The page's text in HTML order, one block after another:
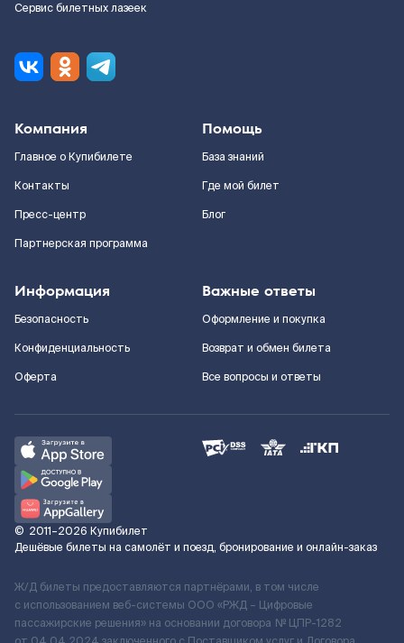
Сервис билетных лазеек
Компания
Главное о Купибилете
Контакты
Пресс-центр
Партнерская программа
Помощь
База знаний
Где мой билет
Блог
Информация
Безопасность
Конфиденциальность
Оферта
Важные ответы
Оформление и покупка
Возврат и обмен билета
Все вопросы и ответы
© 2011–2026 Купибилет
Дешёвые билеты на самолёт и поезд, бронирование и онлайн-заказ
Ж/Д билеты предоставляются партнёрами, в том числе
с использованием веб-системы ООО «РЖД – Цифровые
пассажирские решения» на основании договора № ЦПР-1282